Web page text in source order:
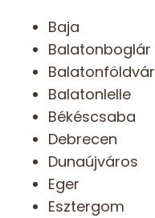
Baja
Balatonboglár
Balatonföldvár
Balatonlelle
Békéscsaba
Debrecen
Dunaújváros
Eger
Esztergom